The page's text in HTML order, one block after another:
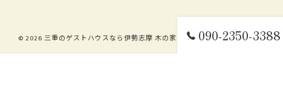
090-2350-3388
© 2026 三重のゲストハウスなら伊勢志摩 木の家 ALL RIGHTS RESERVED.